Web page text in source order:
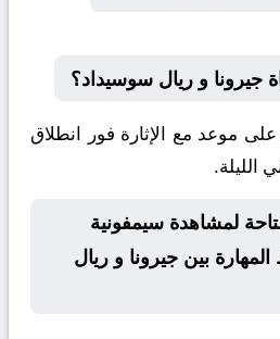
جيرونا و ريال سوسيداد؟
موعد مع الإثارة فور انطلاق
الليلة.
لمشاهدة سيمفونية
بين جيرونا و ريال